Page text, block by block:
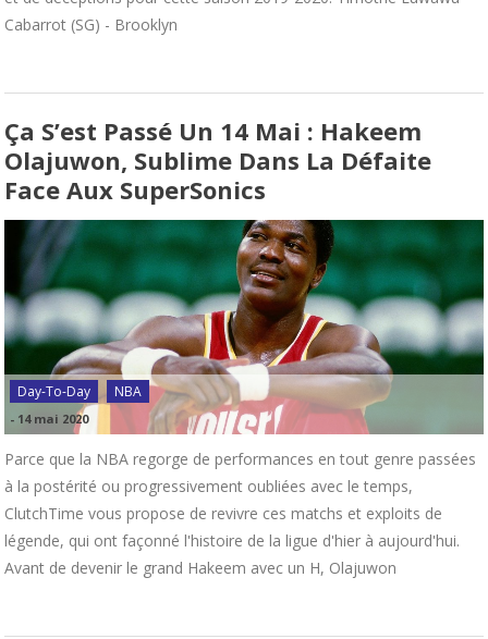
Cabarrot (SG) - Brooklyn
Ça S’est Passé Un 14 Mai : Hakeem
Olajuwon, Sublime Dans La Défaite
Face Aux SuperSonics
Day-To-Day NBA
- 14 mai 2020
Parce que la NBA regorge de performances en tout genre passées
à la postérité ou progressivement oubliées avec le temps,
ClutchTime vous propose de revivre ces matchs et exploits de
légende, qui ont façonné l'histoire de la ligue d'hier à aujourd'hui.
Avant de devenir le grand Hakeem avec un H, Olajuwon